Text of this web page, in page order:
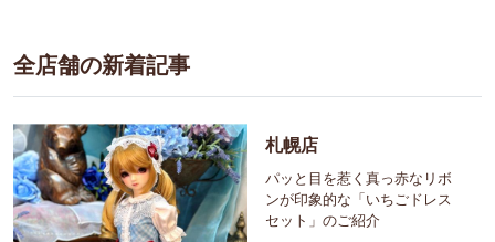
全店舗の新着記事
札幌店
パッと目を惹く真っ赤なリボ
ンが印象的な「いちごドレス
セット」のご紹介